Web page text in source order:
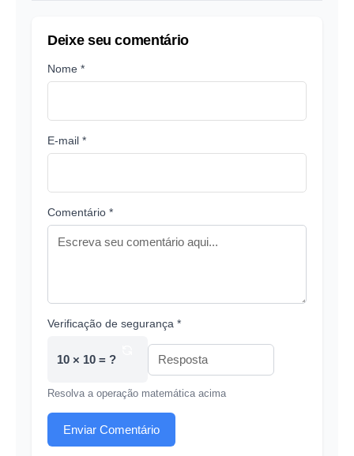
Deixe seu comentário
Nome *
E-mail *
Comentário *
Verificação de segurança *
10 × 10 = ?
Resolva a operação matemática acima
Enviar Comentário